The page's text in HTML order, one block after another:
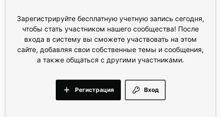
Зарегистрируйте бесплатную учетную запись сегодня,
чтобы стать участником нашего сообщества! После
входа в систему вы сможете участвовать на этом
сайте, добавляя свои собственные темы и сообщения,
а также общаться с другими участниками.
Вход
Регистрация